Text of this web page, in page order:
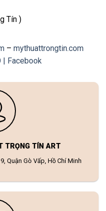
Tín )
– mythuattrongtin.com
| Facebook
TRỌNG TÍN ART
Quận Gò Vấp, Hồ Chí Minh